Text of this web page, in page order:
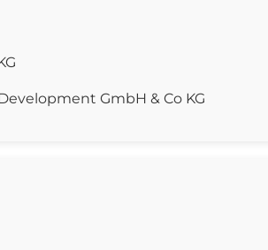
GmbH & Co KG